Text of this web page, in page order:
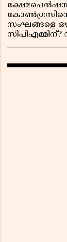
ക്ഷേമപെൻഷൻ
സംഘങ്ങളെ